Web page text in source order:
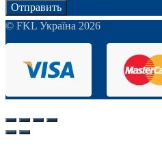
Отправить
© FKL Україна 2026